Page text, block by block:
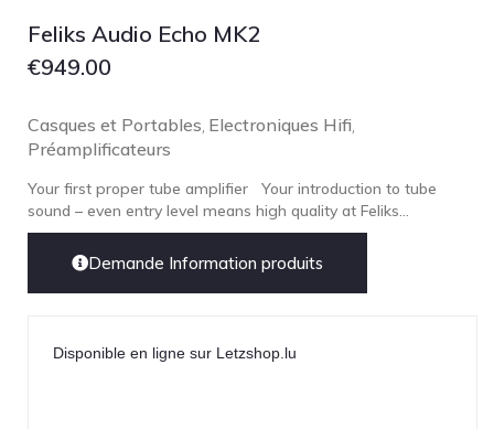
Feliks Audio Echo MK2
€949.00
Casques et Portables Electroniques Hifi
Préamplificateurs
Your first proper tube amplifier Your introduction to tube
sound – even entry level means high quality at Feliks...
Demande Information produits
Disponible en ligne sur Letzshop.lu